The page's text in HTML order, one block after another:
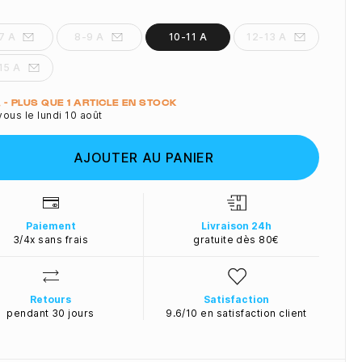
A 8-9 A 10-11 A 12-13 A
A
- PLUS QUE 1 ARTICLE EN STOCK
le lundi 10 août
AJOUTER AU PANIER
Paiement
3/4x sans frais
Livraison 24h
gratuite dès 80€
Retours
pendant 30 jours
Satisfaction
9.6/10 en satisfaction client